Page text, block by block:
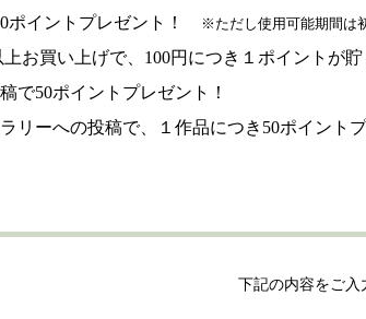
ポイントプレゼント！ ※ただし使用可能期間は
お買い上げで、100円につき１ポイントが貯
で50ポイントプレゼント！
リーへの投稿で、１作品につき50ポイントプ
下記の内容をご入